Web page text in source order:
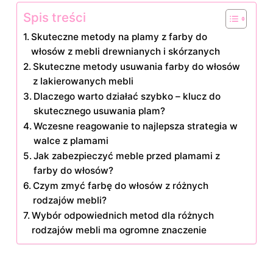
Spis treści
Skuteczne metody na plamy z farby do
włosów z mebli drewnianych i skórzanych
Skuteczne metody usuwania farby do włosów
z lakierowanych mebli
Dlaczego warto działać szybko – klucz do
skutecznego usuwania plam?
Wczesne reagowanie to najlepsza strategia w
walce z plamami
Jak zabezpieczyć meble przed plamami z
farby do włosów?
Czym zmyć farbę do włosów z różnych
rodzajów mebli?
Wybór odpowiednich metod dla różnych
rodzajów mebli ma ogromne znaczenie